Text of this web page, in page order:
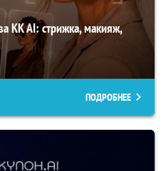
KK AI: стрижка, макияж,
ПОДРОБНЕЕ